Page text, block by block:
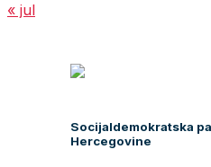
« jul
Socijaldemokratska
Hercegovine